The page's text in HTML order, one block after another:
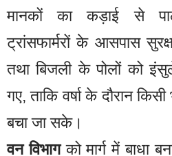
मानकों का कड़ाई से
ट्रांसफार्मरों के आसपास
तथा बिजली के पोलों को
गए, ताकि वर्षा के दौरान
बचा जा सके।
वन विभागको मार्ग में बाधा